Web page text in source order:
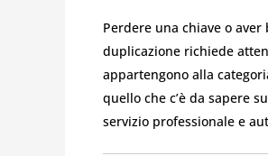
Perdere una chiave o
duplicazione richiede
appartengono alla
quello che c’è da sapere
servizio professionale e